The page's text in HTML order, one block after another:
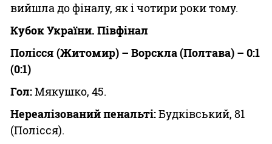
вийшла до фіналу, як і чотири роки тому.
Кубок України. Півфінал
Полісся (Житомир) – Ворскла (Полтава) – 0:1
(0:1)
Гол:Мякушко, 45.
Нереалізований пенальті:Будківський, 81
(Полісся).